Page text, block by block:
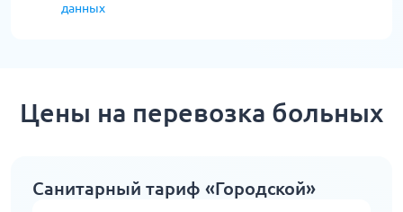
данных
Цены на перевозка больных
Санитарный тариф «Городской»